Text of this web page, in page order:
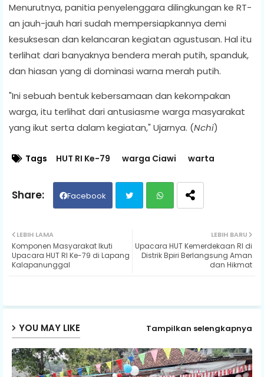
Menurutnya, panitia penyelenggara dilingkungan ke RT-
an jauh-jauh hari sudah mempersiapkannya demi
kesuksesan dan kelancaran kegiatan agustusan. Hal itu
terlihat dari banyaknya bendera merah putih, spanduk,
dan hiasan yang di dominasi warna merah putih.
"Ini sebuah bentuk kebersamaan dan kekompakan
warga, itu terlihat dari antusiasme warga masyarakat
yang ikut serta dalam kegiatan," Ujarnya. (Nchi)
Tags HUT RI Ke-79 warga Ciawi warta
Facebook
ats
LEBIH BARU
Upacara HUT Kemerdekaan RI di
Distrik Bpiri Berlangsung Aman
dan Hikmat
LEBIH LAMA
Komponen Masyarakat Ikuti
Upacara HUT RI Ke-79 di Lapang
Kalapanunggal
YOU MAY LIKE Tampilkan selengkapnya